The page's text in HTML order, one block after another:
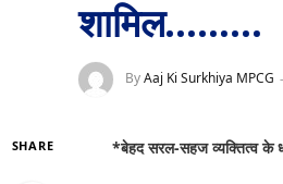
शामिल………
ByAaj Ki Surkhiya MPCG
SHARE *बेहद सरल-सहज व्यक्तित्व के